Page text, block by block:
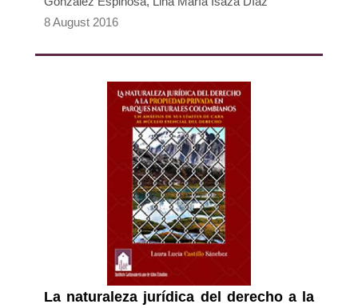
8 August 2016
La naturaleza jurídica del derecho a la